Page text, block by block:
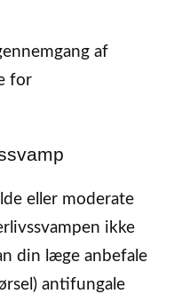
af
for
eller moderate
ikke
din læge anbefale
antifungale